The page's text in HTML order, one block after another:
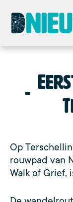
Op
rouwpad van
Walk of Grief,